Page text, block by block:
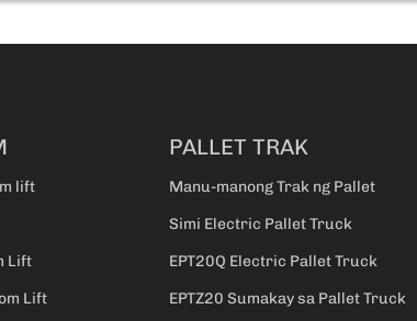
lift
Lift
Lift
PALLET TRAK
Manu-manong Trak ng Pallet
Simi Electric Pallet Truck
EPT20Q Electric Pallet Truck
EPTZ20 Sumakay sa Pallet Truck